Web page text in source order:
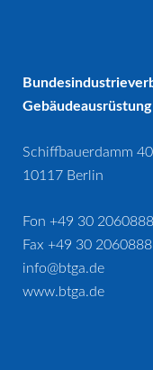
Gebäudeausrüstung
Schiffbauerdamm 40
10117 Berlin
Fon +49 30
Fax +49 30
info@btga.de
www.btga.de